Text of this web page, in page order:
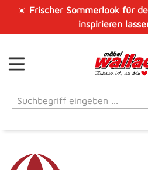
Zum Hauptinhalt springen
☀️ Frischer Sommerlook für
inspirieren